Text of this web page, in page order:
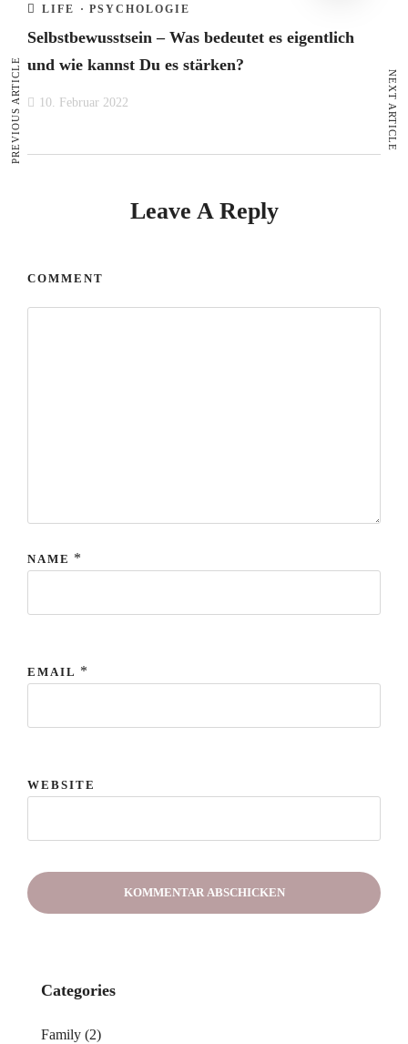
LIFE · PSYCHOLOGIE
Selbstbewusstsein – Was bedeutet es eigentlich
und wie kannst Du es stärken?
10. Februar 2022
Leave A Reply
COMMENT
NAME *
EMAIL *
WEBSITE
PREVIOUS ARTICLE NEXT ARTICLE
Categories
Family (2)